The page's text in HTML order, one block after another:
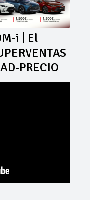
i | El
PRECIO